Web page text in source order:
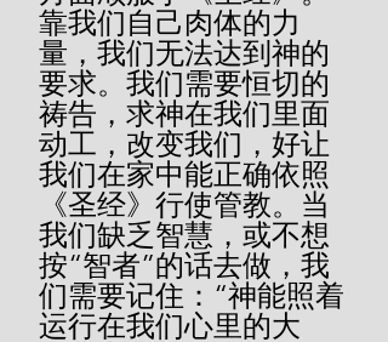
靠我们自己肉体的力
量，我们无法达到神的
要求。我们需要恒切的
祷告，求神在我们里面
动工，改变我们，好让
我们在家中能正确依照
《圣经》行使管教。当
我们缺乏智慧，或不想
按“智者”的话去做，我
们需要记住：“神能照着
运行在我们心里的大